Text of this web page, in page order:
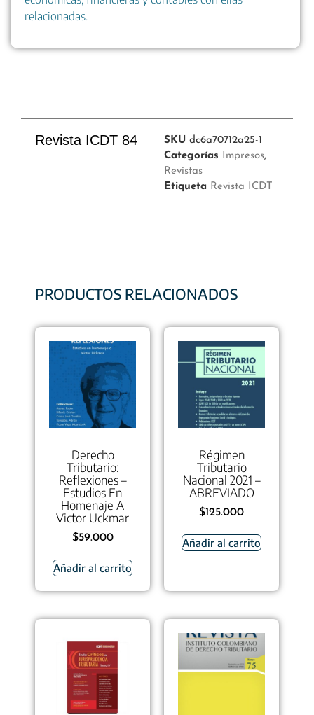
relacionadas.
Revista ICDT 84 SKU dc6a70712a25-1
Categorías Impresos,
Revistas
Etiqueta Revista ICDT
PRODUCTOS RELACIONADOS
Derecho
Tributario:
Reflexiones –
Estudios En
Homenaje A
Victor Uckmar
$59.000
Añadir al carrito
Régimen
Tributario
Nacional 2021 –
ABREVIADO
$125.000
Añadir al carrito